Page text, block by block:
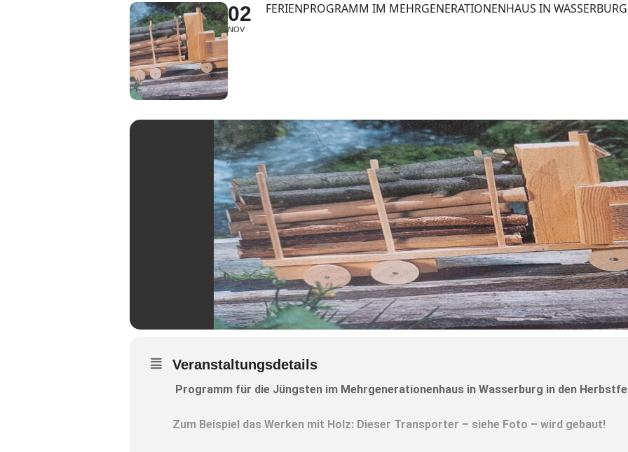
02
NOV
FERIENPROGRAMM IM MEHRGENERATIONENHAUS IN WASSERBURG
Veranstaltungsdetails
Programm für die Jüngsten im Mehrgenerationenhaus in Wasserburg in den
Zum Beispiel das Werken mit Holz: Dieser Transporter – siehe Foto – wird gebaut!